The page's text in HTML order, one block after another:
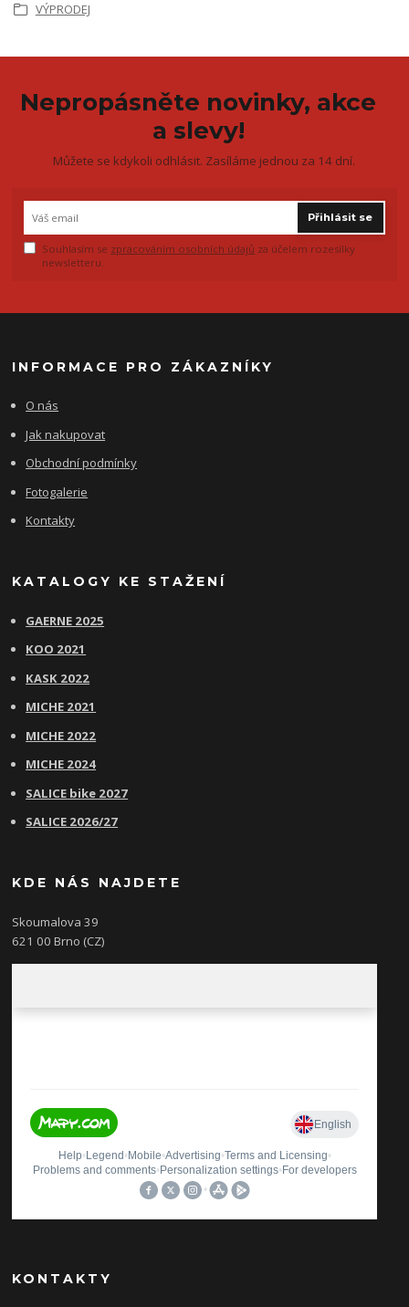
VÝPRODEJ
Nepropásněte novinky, akce
a slevy!
Můžete se kdykoli odhlásit. Zasíláme jednou za 14 dní.
Přihlásit se
Souhlasím se zpracováním osobních údajů za účelem rozesílky
newsletteru.
INFORMACE PRO ZÁKAZNÍKY
O nás
Jak nakupovat
Obchodní podmínky
Fotogalerie
Kontakty
KATALOGY KE STAŽENÍ
GAERNE 2025
KOO 2021
KASK 2022
MICHE 2021
MICHE 2022
MICHE 2024
SALICE bike 2027
SALICE 2026/27
KDE NÁS NAJDETE
Skoumalova 39
621 00 Brno (CZ)
KONTAKTY